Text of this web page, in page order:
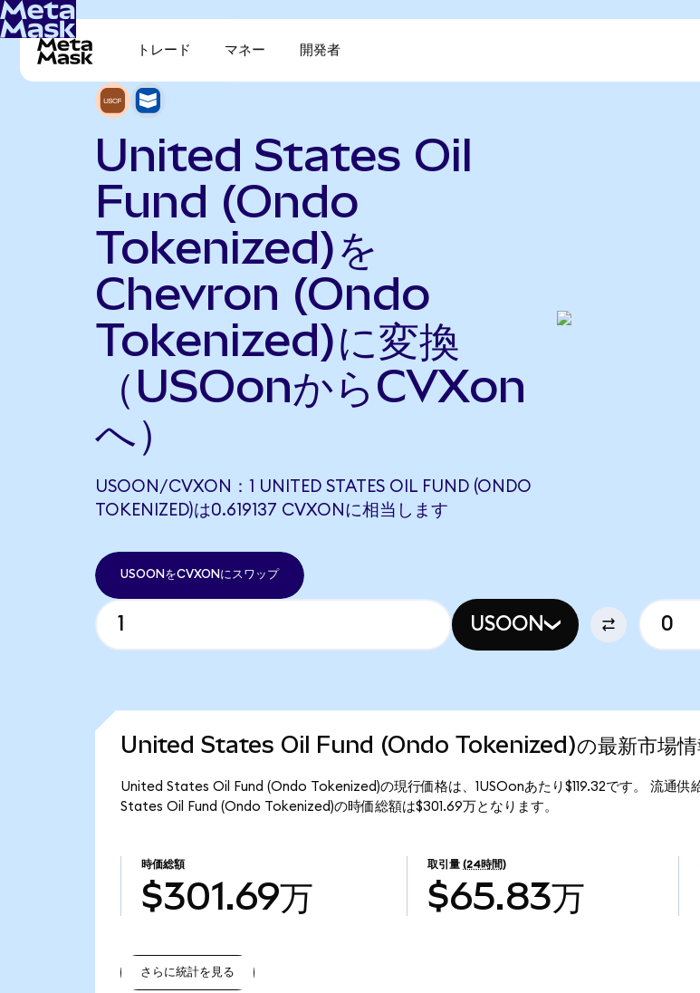
トレード マネー 開発者
United States Oil
Fund (Ondo
Tokenized)を
Chevron (Ondo
Tokenized)に変換
（USOonからCVXon
へ）
USOON/CVXON：1 UNITED STATES OIL FUND (ONDO
TOKENIZED)は0.619137 CVXONに相当します
USOONをCVXONにスワップ
USOON
United States Oil Fund (Ondo Tokenized)の最新市場情
United States Oil Fund (Ondo Tokenized)の現行価格は、1USOonあたり$119.32です。 流通
States Oil Fund (Ondo Tokenized)の時価総額は$301.69万となります。
時価総額
$301.69万
取引量 (24時間)
$65.83万
さらに統計を見る